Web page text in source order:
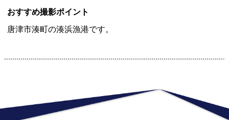
おすすめ撮影ポイント
唐津市湊町の湊浜漁港です。